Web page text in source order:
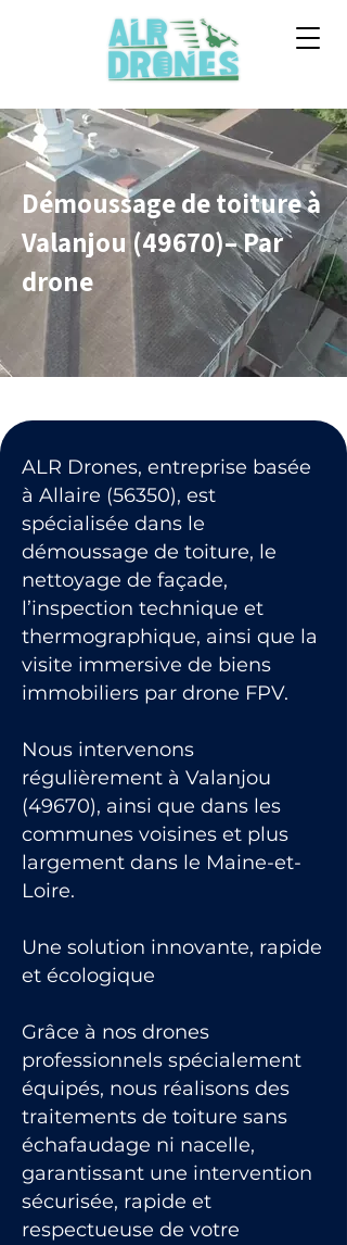
Démoussage de toiture à
Valanjou (49670)– Par
drone
ALR Drones, entreprise basée
à Allaire (56350), est
spécialisée dans le
démoussage de toiture, le
nettoyage de façade,
l’inspection technique et
thermographique, ainsi que la
visite immersive de biens
immobiliers par drone FPV.
Nous intervenons
régulièrement à Valanjou
(49670), ainsi que dans les
communes voisines et plus
largement dans le Maine-et-
Loire.
Une solution innovante, rapide
et écologique
Grâce à nos drones
professionnels spécialement
équipés, nous réalisons des
traitements de toiture sans
échafaudage ni nacelle,
garantissant une intervention
sécurisée, rapide et
respectueuse de votre